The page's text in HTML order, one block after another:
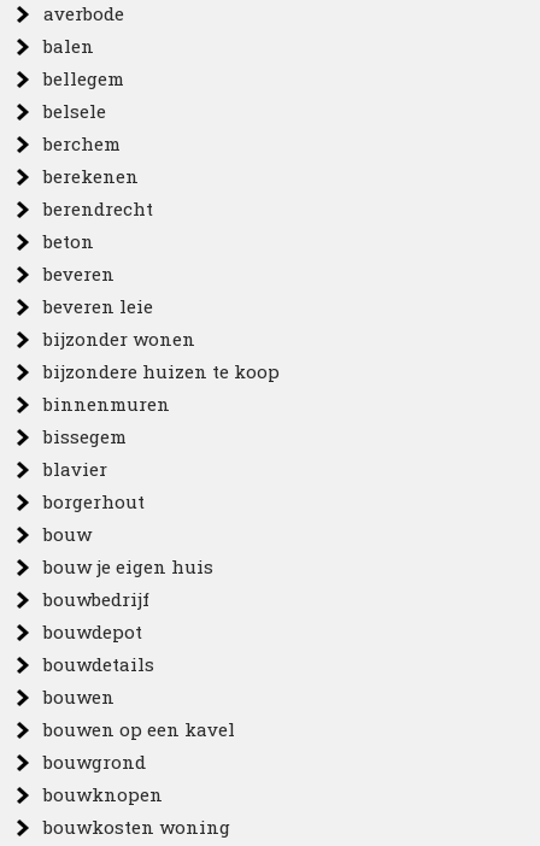
averbode
balen
bellegem
belsele
berchem
berekenen
berendrecht
beton
beveren
beveren leie
bijzonder wonen
bijzondere huizen te koop
binnenmuren
bissegem
blavier
borgerhout
bouw
bouw je eigen huis
bouwbedrijf
bouwdepot
bouwdetails
bouwen
bouwen op een kavel
bouwgrond
bouwknopen
bouwkosten woning